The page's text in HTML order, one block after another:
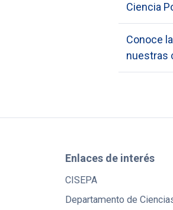
Ciencia
Conoce
nuestras
Enlaces de interés
CISEPA
Departamento de